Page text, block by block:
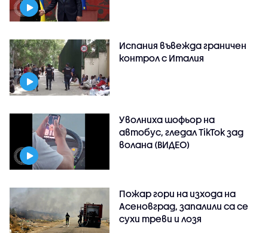
Испания въвежда граничен
контрол с Италия
Уволниха шофьор на
автобус, гледал TikTok зад
волана (ВИДЕО)
Пожар гори на изхода на
Асеновград, запалили са се
сухи треви и лозя